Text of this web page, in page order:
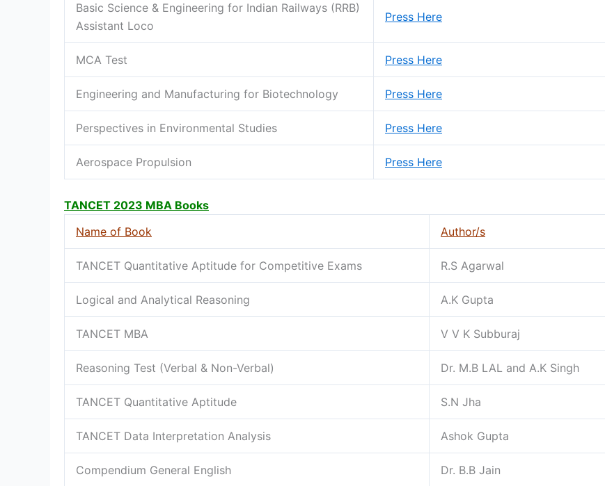
Basic Science & Engineering for Indian Railways (RRB)
Assistant Loco
Press Here
MCA Test Press Here
Engineering and Manufacturing for Biotechnology Press Here
Perspectives in Environmental Studies Press Here
Aerospace Propulsion Press Here
TANCET 2023 MBA Books
Name of Book
Author/s
TANCET Quantitative Aptitude for Competitive Exams R.S Agarwal
Logical and Analytical Reasoning A.K Gupta
TANCET MBA V V K Subburaj
Reasoning Test (Verbal & Non-Verbal) Dr. M.B LAL and A.K Singh
TANCET Quantitative Aptitude S.N Jha
TANCET Data Interpretation Analysis Ashok Gupta
Compendium General English Dr. B.B Jain